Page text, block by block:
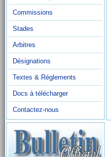
Commissions
Stades
Arbitres
Désignations
Textes & Réglements
Docs à télécharger
Contactez-nous